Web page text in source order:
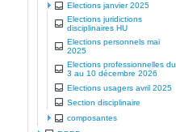
Elections janvier 2025
Elections juridictions
disciplinaires HU
Elections personnels mai
2025
Elections professionnelles du
3 au 10 décembre 2026
Elections usagers avril 2025
Section disciplinaire
composantes